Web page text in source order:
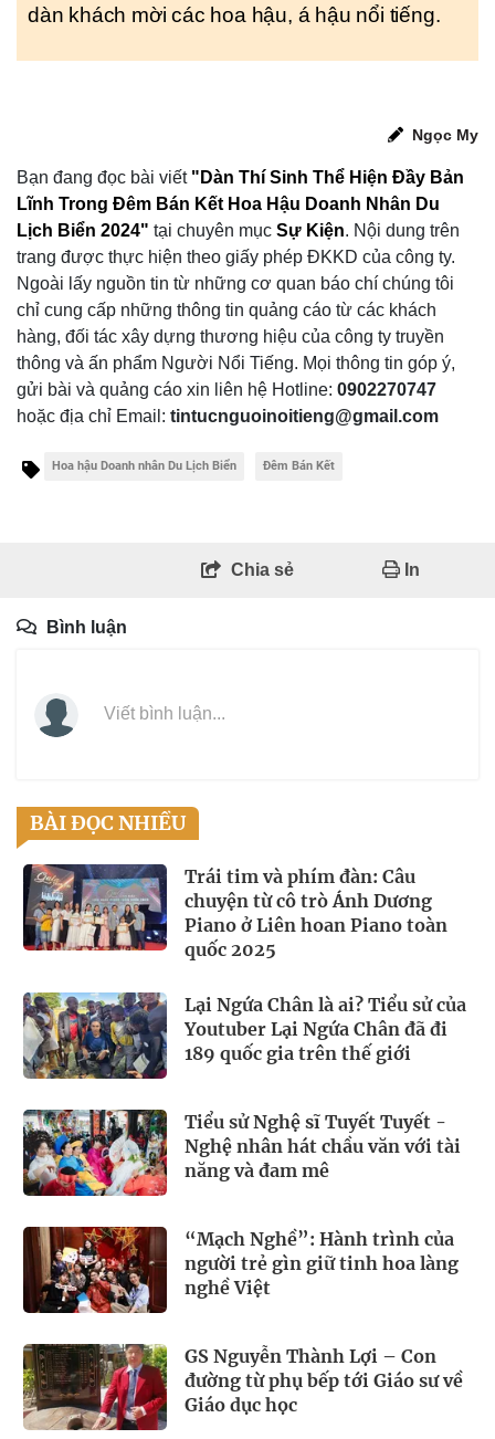
dàn khách mời các hoa hậu, á hậu nổi tiếng.
Ngọc My
Bạn đang đọc bài viết "Dàn Thí Sinh Thể Hiện Đầy Bản
Lĩnh Trong Đêm Bán Kết Hoa Hậu Doanh Nhân Du
Lịch Biển 2024" tại chuyên mục Sự Kiện. Nội dung trên
trang được thực hiện theo giấy phép ĐKKD của công ty.
Ngoài lấy nguồn tin từ những cơ quan báo chí chúng tôi
chỉ cung cấp những thông tin quảng cáo từ các khách
hàng, đối tác xây dựng thương hiệu của công ty truyền
thông và ấn phẩm Người Nổi Tiếng. Mọi thông tin góp ý,
gửi bài và quảng cáo xin liên hệ Hotline: 0902270747
hoặc địa chỉ Email: tintucnguoinoitieng@gmail.com
Hoa hậu Doanh nhân Du Lịch Biển Đêm Bán Kết
Chia sẻ In
Bình luận
Viết bình luận...
BÀI ĐỌC NHIỀU
Trái tim và phím đàn: Câu
chuyện từ cô trò Ánh Dương
Piano ở Liên hoan Piano toàn
quốc 2025
Lại Ngứa Chân là ai? Tiểu sử của
Youtuber Lại Ngứa Chân đã đi
189 quốc gia trên thế giới
Tiểu sử Nghệ sĩ Tuyết Tuyết -
Nghệ nhân hát chầu văn với tài
năng và đam mê
“Mạch Nghề”: Hành trình của
người trẻ gìn giữ tinh hoa làng
nghề Việt
GS Nguyễn Thành Lợi – Con
đường từ phụ bếp tới Giáo sư về
Giáo dục học